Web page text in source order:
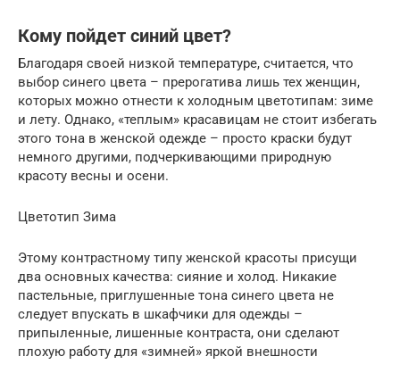
Кому пойдет синий цвет?
Благодаря своей низкой температуре, считается, что
выбор синего цвета – прерогатива лишь тех женщин,
которых можно отнести к холодным цветотипам: зиме
и лету. Однако, «теплым» красавицам не стоит избегать
этого тона в женской одежде – просто краски будут
немного другими, подчеркивающими природную
красоту весны и осени.
Цветотип Зима
Этому контрастному типу женской красоты присущи
два основных качества: сияние и холод. Никакие
пастельные, приглушенные тона синего цвета не
следует впускать в шкафчики для одежды –
припыленные, лишенные контраста, они сделают
плохую работу для «зимней» яркой внешности